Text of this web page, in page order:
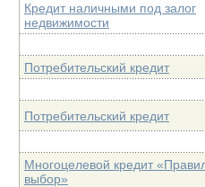
Кредит наличными под залог
недвижимости
Потребительский кредит
Потребительский кредит
Многоцелевой кредит
выбор»